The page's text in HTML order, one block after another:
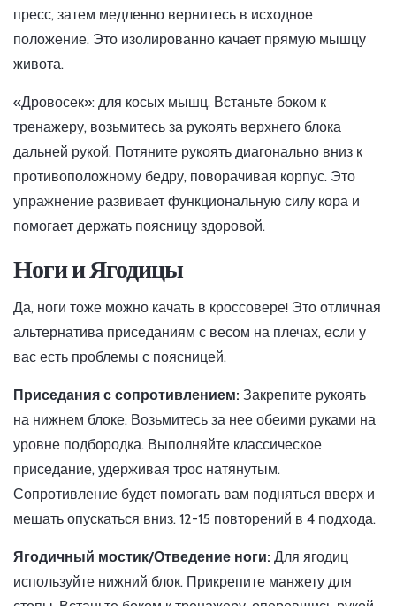
пресс, затем медленно вернитесь в исходное
положение. Это изолированно качает прямую мышцу
живота.
«Дровосек»: для косых мышц. Встаньте боком к
тренажеру, возьмитесь за рукоять верхнего блока
дальней рукой. Потяните рукоять диагонально вниз к
противоположному бедру, поворачивая корпус. Это
упражнение развивает функциональную силу кора и
помогает держать поясницу здоровой.
Ноги и Ягодицы
Да, ноги тоже можно качать в кроссовере! Это отличная
альтернатива приседаниям с весом на плечах, если у
вас есть проблемы с поясницей.
Приседания с сопротивлением: Закрепите рукоять
на нижнем блоке. Возьмитесь за нее обеими руками на
уровне подбородка. Выполняйте классическое
приседание, удерживая трос натянутым.
Сопротивление будет помогать вам подняться вверх и
мешать опускаться вниз. 12-15 повторений в 4 подхода.
Ягодичный мостик/Отведение ноги: Для ягодиц
используйте нижний блок. Прикрепите манжету для